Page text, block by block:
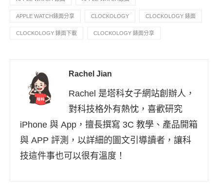
APPLE WATCH錶面分享 CLOCKOLOGY CLOCKOLOGY 錶面
CLOCKOLOGY 錶面下載 CLOCKOLOGY 錶面分享
Rachel Jian
Rachel 是塔科女子網站創辦人，
對科技格外有熱忱，喜歡研究
iPhone 與 App，擅長撰寫 3C 教學、產品開箱
與 APP 評測，以詳細的圖文引導讀者，讓科
技這件事也可以很有溫度！